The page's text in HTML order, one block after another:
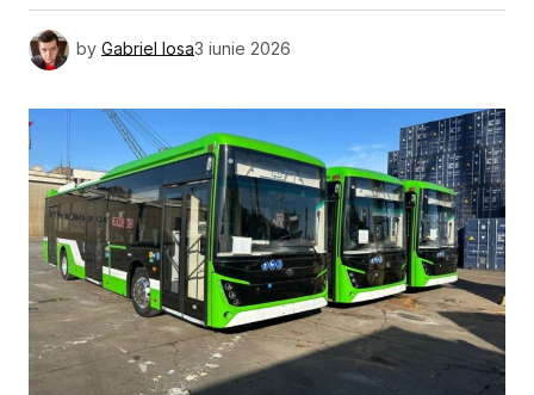
by Gabriel Iosa3 iunie 2026